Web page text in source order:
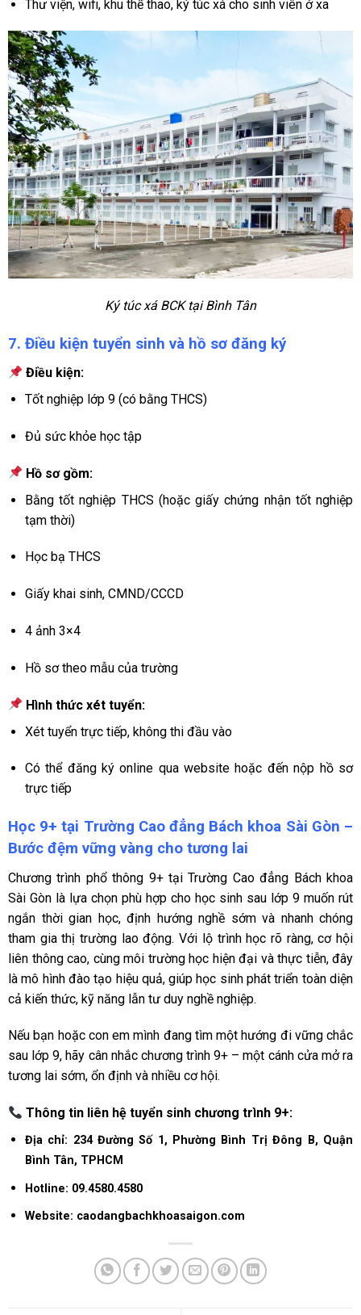
Thư viện, wifi, khu thể thao, ký túc xá cho sinh viên ở xa
Ký túc xá BCK tại Bình Tân
7. Điều kiện tuyển sinh và hồ sơ đăng ký
Điều kiện:
Tốt nghiệp lớp 9 (có bằng THCS)
Đủ sức khỏe học tập
Hồ sơ gồm:
Bằng tốt nghiệp THCS (hoặc giấy chứng nhận tốt nghiệp
tạm thời)
Học bạ THCS
Giấy khai sinh, CMND/CCCD
4 ảnh 3×4
Hồ sơ theo mẫu của trường
Hình thức xét tuyển:
Xét tuyển trực tiếp, không thi đầu vào
Có thể đăng ký online qua website hoặc đến nộp hồ sơ
trực tiếp
Học 9+ tại Trường Cao đẳng Bách khoa Sài Gòn –
Bước đệm vững vàng cho tương lai
Chương trình phổ thông 9+ tại Trường Cao đẳng Bách khoa
Sài Gòn là lựa chọn phù hợp cho học sinh sau lớp 9 muốn rút
ngắn thời gian học, định hướng nghề sớm và nhanh chóng
tham gia thị trường lao động. Với lộ trình học rõ ràng, cơ hội
liên thông cao, cùng môi trường học hiện đại và thực tiễn, đây
là mô hình đào tạo hiệu quả, giúp học sinh phát triển toàn diện
cả kiến thức, kỹ năng lẫn tư duy nghề nghiệp.
Nếu bạn hoặc con em mình đang tìm một hướng đi vững chắc
sau lớp 9, hãy cân nhắc chương trình 9+ – một cánh cửa mở ra
tương lai sớm, ổn định và nhiều cơ hội.
Thông tin liên hệ tuyển sinh chương trình 9+:
Địa chỉ: 234 Đường Số 1, Phường Bình Trị Đông B, Quận
Bình Tân, TPHCM
Hotline: 09.4580.4580
Website: caodangbachkhoasaigon.com